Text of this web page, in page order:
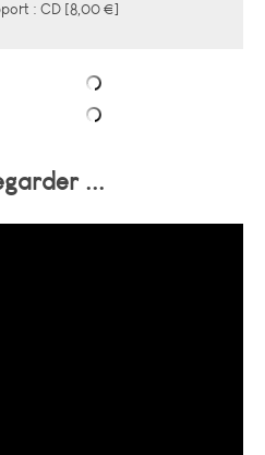
: CD [8,00 €]
...